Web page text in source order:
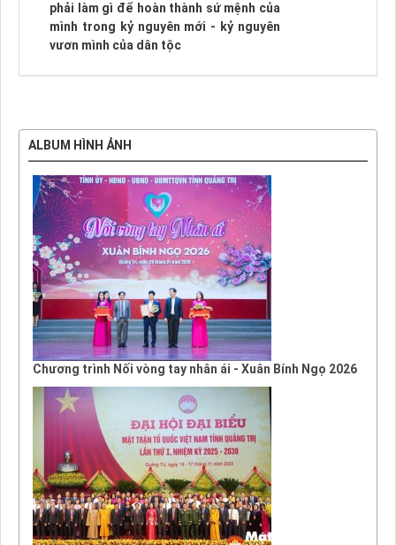
phải làm gì để hoàn thành sứ mệnh của
mình trong kỷ nguyên mới - kỷ nguyên
vươn mình của dân tộc
ALBUM HÌNH ẢNH
Chương trình Nối vòng tay nhân ái - Xuân Bính Ngọ 2026